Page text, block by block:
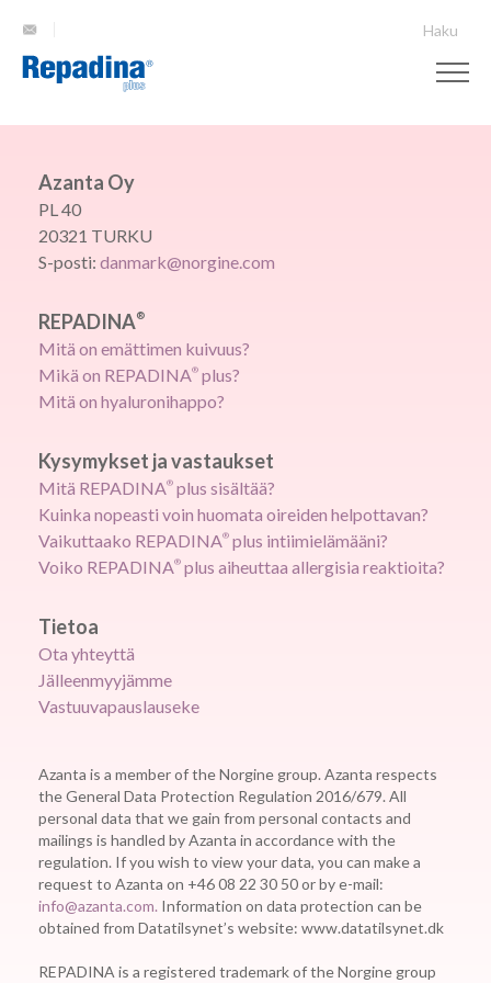
Haku
Azanta Oy
PL 40
20321 TURKU
S-posti: danmark@norgine.com
REPADINA®
Mitä on emättimen kuivuus?
Mikä on REPADINA® plus?
Mitä on hyaluronihappo?
Kysymykset ja vastaukset
Mitä REPADINA® plus sisältää?
Kuinka nopeasti voin huomata oireiden helpottavan?
Vaikuttaako REPADINA® plus intiimielämääni?
Voiko REPADINA® plus aiheuttaa allergisia reaktioita?
Tietoa
Ota yhteyttä
Jälleenmyyjämme
Vastuuvapauslauseke
Azanta is a member of the Norgine group. Azanta respects
the General Data Protection Regulation 2016/679. All
personal data that we gain from personal contacts and
mailings is handled by Azanta in accordance with the
regulation. If you wish to view your data, you can make a
request to Azanta on +46 08 22 30 50 or by e-mail:
info@azanta.com. Information on data protection can be
obtained from Datatilsynet’s website: www.datatilsynet.dk
REPADINA is a registered trademark of the Norgine group